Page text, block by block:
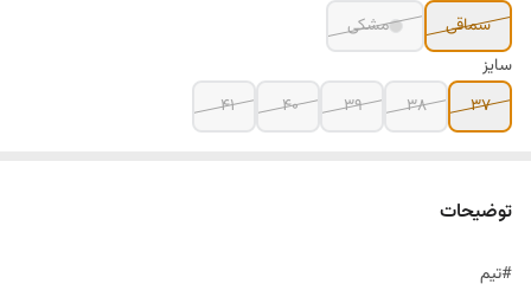
سماقی
مشکی
سایز
۳۷
۳۸ ۳۹ ۴۰ ۴۱
توضیحات
#تیم